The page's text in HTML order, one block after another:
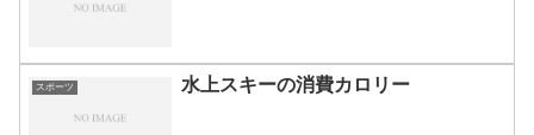
スポーツ 水上スキーの消費カロリー